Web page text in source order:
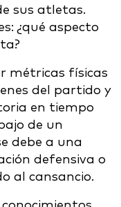
sus atletas.
¿qué aspecto
métricas físicas
del partido y
en tiempo
de un
debe a una
defensiva o
al cansancio.